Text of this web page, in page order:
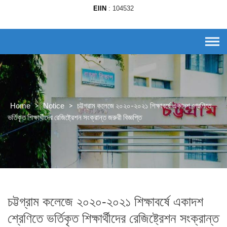
EIIN 104532
Home > Notice > চট্টগ্রাম কলেজে ২০২০-২০২১ শিক্ষাবর্ষে একাদশ শ্রেণিতে
ভর্তিকৃত শিক্ষার্থীদের রেজিষ্ট্রেশন সংক্রান্ত জরুরী বিজ্ঞপ্তি
চট্টগ্রাম কলেজে ২০২০-২০২১ শিক্ষাবর্ষে একাদশ
শ্রেণিতে ভর্তিকৃত শিক্ষার্থীদের রেজিষ্ট্রেশন সংক্রান্ত